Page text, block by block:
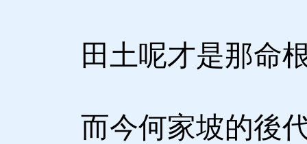
田土呢才是那命
而今何家坡的後